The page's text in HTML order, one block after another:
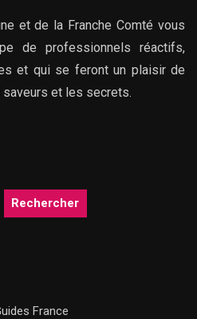
et de la Franche Comté vous
de professionnels réactifs,
et qui se feront un plaisir de
et les secrets.
Rechercher
France